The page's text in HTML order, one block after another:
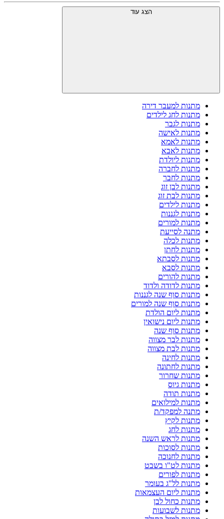
הצג עוד
מתנות למעבר דירה
מתנות לחג לילדים
מתנות לגבר
מתנות לאישה
מתנות לאמא
מתנות לאבא
מתנות ליולדת
מתנות לחברה
מתנות לחבר
מתנות לבן זוג
מתנות לבת זוג
מתנות לילדים
מתנות לגננות
מתנות למורים
מתנה לסייעת
מתנות לכלה
מתנות לחתן
מתנות לסבתא
מתנות לסבא
מתנות להורים
מתנות לדודה ולדוד
מתנות סוף שנה לגננות
מתנות סוף שנה למורים
מתנות ליום הולדת
מתנות ליום נישואין
מתנות סוף שנה
מתנות לבר מצווה
מתנות לבת מצווה
מתנות לחינה
מתנות לחתונה
מתנות שחרור
מתנות גיוס
מתנות תודה
מתנות למילואים
מתנה למפקד/ת
מתנות לקיץ
מתנות לחג
מתנות לראש השנה
מתנות לסוכות
מתנות לחנוכה
מתנות לט"ו בשבט
מתנות לפורים
מתנות לל"ג בעומר
מתנות ליום העצמאות
מתנות כחול לבן
מתנות לשבועות